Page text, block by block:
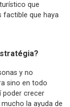
que
factible que haya
y no
sino en todo
poder crecer
la ayuda de